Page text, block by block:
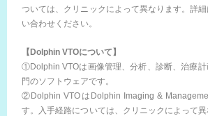
ついては、クリニックによって異なります。詳
い合わせください。
【Dolphin VTOについて】
①Dolphin VTOは画像管理、分析、診断、治療
門のソフトウェアです。
②Dolphin VTOはDolphin Imaging &
す。入手経路については、クリニックによって